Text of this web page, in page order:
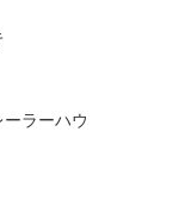
ラーハウ